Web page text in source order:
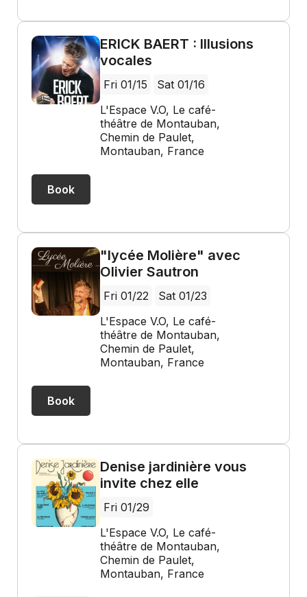
ERICK BAERT : Illusions
vocales
Fri 01/15
Sat 01/16
L'Espace V.O, Le café-
théâtre de Montauban,
Chemin de Paulet,
Montauban, France
Book
"lycée Molière" avec
Olivier Sautron
Fri 01/22
Sat 01/23
L'Espace V.O, Le café-
théâtre de Montauban,
Chemin de Paulet,
Montauban, France
Book
Denise jardinière vous
invite chez elle
Fri 01/29
L'Espace V.O, Le café-
théâtre de Montauban,
Chemin de Paulet,
Montauban, France